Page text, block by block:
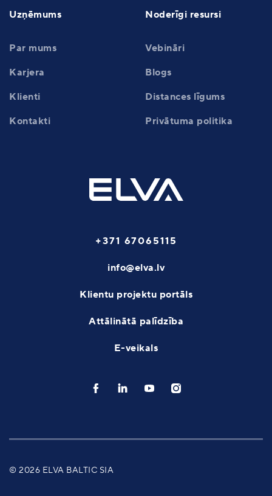
Uzņēmums
Par mums
Karjera
Klienti
Kontakti
Noderīgi resursi
Vebināri
Blogs
Distances līgums
Privātuma politika
+371 67065115
info@elva.lv
Klientu projektu portāls
Attālinātā palīdzība
E-veikals
© 2026 ELVA BALTIC SIA